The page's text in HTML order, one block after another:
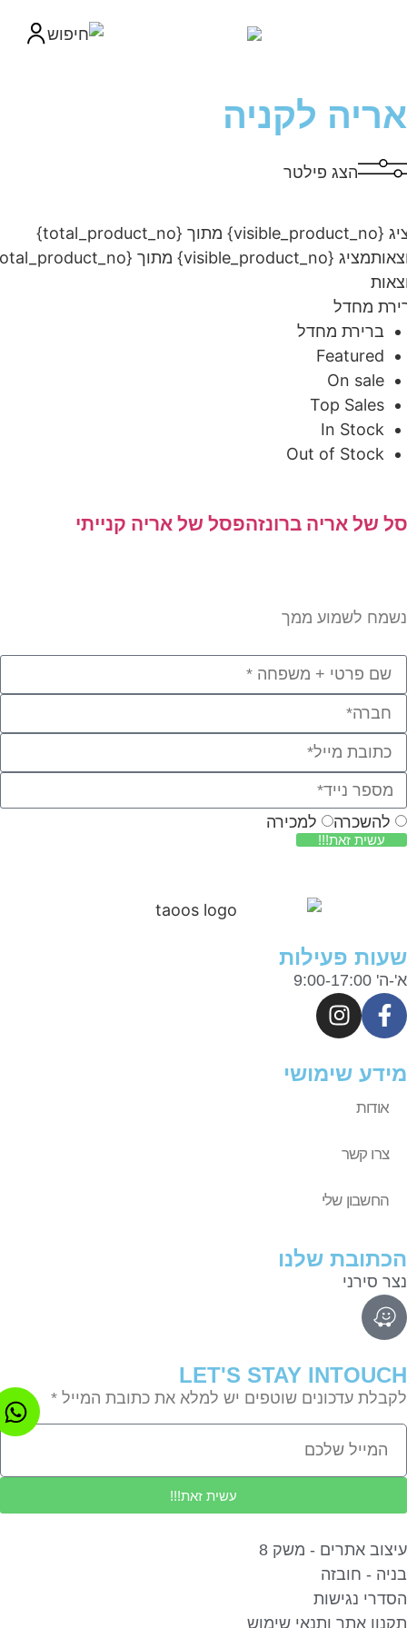
לקניה
הצג פילטר
מציג {visible_product_no} מתוך {total_product_no}
מציג {visible_product_no} מתוך {total_product_no}
מחדל
ברירת מחדל
Featured
On sale
Top Sales
In Stock
Out of Stock
של אריה ברונזהפסל של אריה קנייתי
לשמוע ממך
להשכרה למכירה
עשית זאת!!!
פעילות
17:00
שימושי
אודות
צרו קשר
החשבון שלי
שלנו
סירני
LET'S STAY
עדכונים שוטפים יש למלא את כתובת המייל *
עשית זאת!!!
אתרים - משק 8
- חובזה
נגישות
אתר ותנאי שימוש